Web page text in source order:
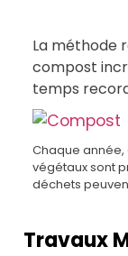
La méthode
compost
temps
Chaque
végétaux sont
déchets
Travaux